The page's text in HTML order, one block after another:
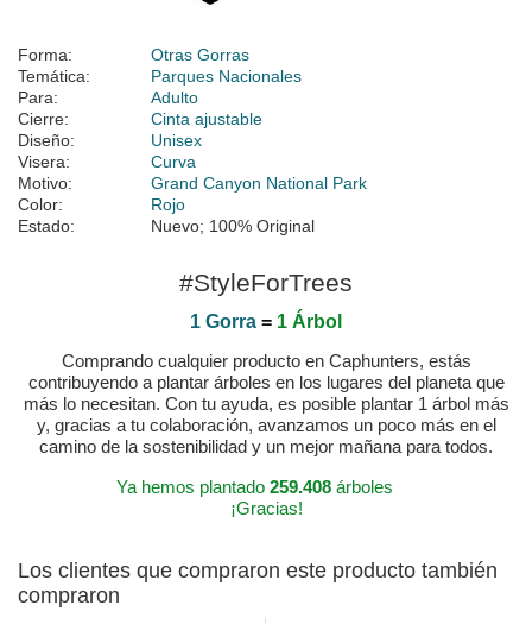
Forma:
Otras Gorras
Temática:
Parques Nacionales
Para:
Adulto
Cierre:
Cinta ajustable
Diseño:
Unisex
Visera:
Curva
Motivo:
Grand Canyon National Park
Color:
Rojo
Estado:
Nuevo; 100% Original
#StyleForTrees
1 Gorra = 1 Árbol
Comprando cualquier producto en Caphunters, estás
contribuyendo a plantar árboles en los lugares del planeta que
más lo necesitan. Con tu ayuda, es posible plantar 1 árbol más
y, gracias a tu colaboración, avanzamos un poco más en el
camino de la sostenibilidad y un mejor mañana para todos.
Ya hemos plantado 259.408 árboles
¡Gracias!
Los clientes que compraron este producto también
compraron